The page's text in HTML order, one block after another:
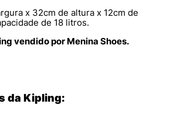
x 32cm de altura x 12cm de
de 18 litros.
vendido por Menina Shoes.
da Kipling: